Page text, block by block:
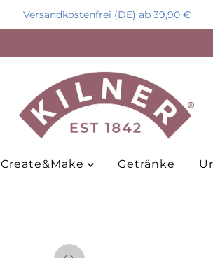
Versandkostenfrei (DE) ab 39,90 €
Create&Make Getränke